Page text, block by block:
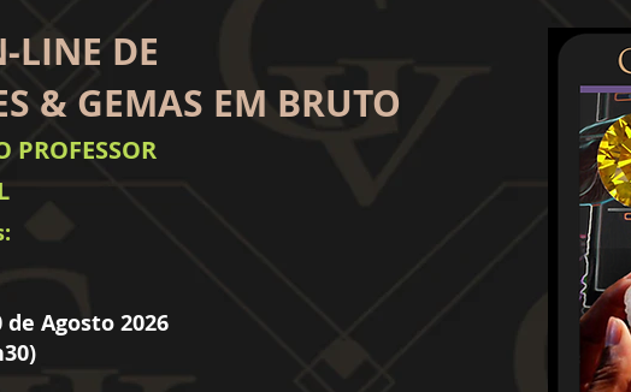
LINE DE
& GEMAS EM BRUTO
PROFESSOR
de Agosto 2026